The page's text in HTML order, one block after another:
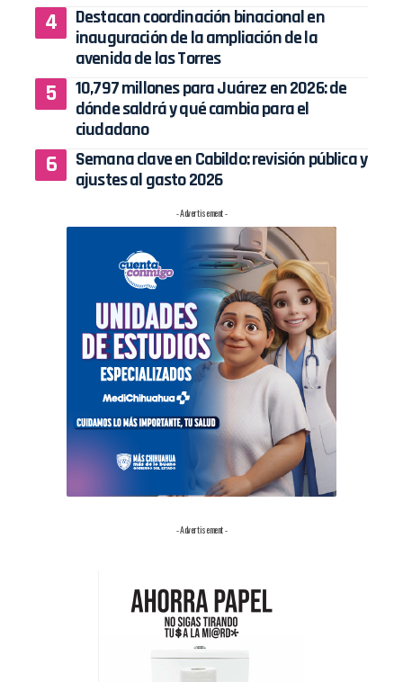
Destacan coordinación binacional en
inauguración de la ampliación de la
avenida de las Torres
10,797 millones para Juárez en 2026: de
dónde saldrá y qué cambia para el
ciudadano
Semana clave en Cabildo: revisión pública y
ajustes al gasto 2026
- Advertisement -
- Advertisement -